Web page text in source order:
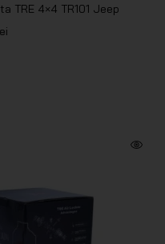
TRE 4×4 TR101 Jeep